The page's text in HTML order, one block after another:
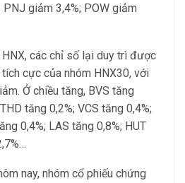
PNJ giảm 3,4%; POW giảm
các chỉ số lại duy trì được
cực của nhóm HNX30, với
Ở chiều tăng, BVS tăng
tăng 0,2%; VCS tăng 0,4%;
0,4%; LAS tăng 0,8%; HUT
nay, nhóm cổ phiếu chứng